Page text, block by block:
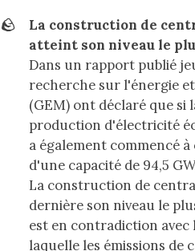
🪨
La construction de
atteint son niveau le
Dans un rapport publié
recherche sur l'énergie
(GEM) ont déclaré que si
production d'électricité
a également commencé
d'une capacité de 94,5
La construction de
dernière son niveau le
est en contradiction avec
laquelle les émissions de